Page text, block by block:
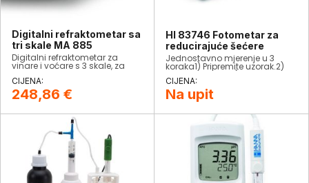
Digitalni refraktometar sa
tri skale MA 885
Digitalni refraktometar za
vinare i voćare s 3 skale, za
grožđu i moštu.
248,86 €
HI 83746 Fotometar za
reducirajuće šećere
Jednostavno mjerenje u 3
koraka1) Pripremite uzorak.2)
Nulirajte uređaj.3) Pritisnite READ
i pregledajte rezultate na LCD-
u.
Na upit